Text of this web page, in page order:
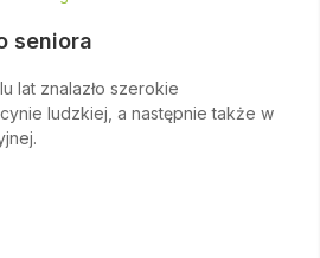
seniora
lat znalazło szerokie
ludzkiej, a następnie także w